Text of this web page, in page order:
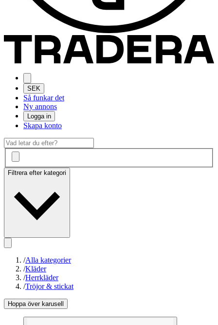
SEK
Så funkar det
Ny annons
Logga in
Skapa konto
Filtrera efter kategori
/Alla kategorier
/Kläder
/Herrkläder
/Tröjor & stickat
Hoppa över karusell